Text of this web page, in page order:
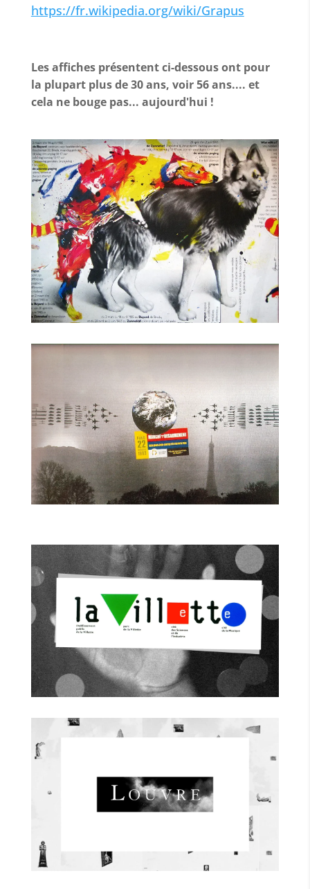
https://fr.wikipedia.org/wiki/Grapus
Les affiches présentent ci-dessous ont pour
la plupart plus de 30 ans, voir 56 ans.... et
cela ne bouge pas... aujourd'hui !